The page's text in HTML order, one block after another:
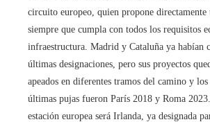
circuito europeo, quien propone directamente
siempre que cumpla con todos los requisitos
infraestructura. Madrid y Cataluña ya habían
últimas designaciones, pero sus proyectos
apeados en diferentes tramos del camino y los
últimas pujas fueron París 2018 y Roma
estación europea será Irlanda, ya designada